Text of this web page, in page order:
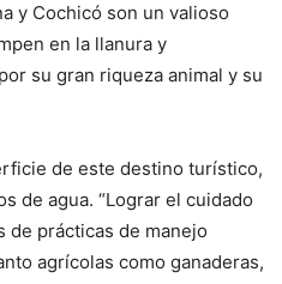
y Cochicó son un valioso
en la llanura y
su gran riqueza animal y su
de este destino turístico,
de agua. “Lograr el cuidado
de prácticas de manejo
agrícolas como ganaderas,